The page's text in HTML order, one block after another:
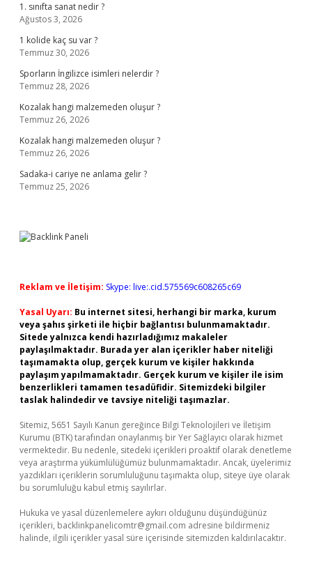
1. sınıfta sanat nedir ?
Ağustos 3, 2026
1 kolide kaç su var ?
Temmuz 30, 2026
Sporların İngilizce isimleri nelerdir ?
Temmuz 28, 2026
Kozalak hangi malzemeden oluşur ?
Temmuz 26, 2026
Kozalak hangi malzemeden oluşur ?
Temmuz 26, 2026
Sadaka-i cariye ne anlama gelir ?
Temmuz 25, 2026
Reklam ve İletişim: Skype: live:.cid.575569c608265c69
Yasal Uyarı: Bu internet sitesi, herhangi bir marka, kurum
veya şahıs şirketi ile hiçbir bağlantısı bulunmamaktadır.
Sitede yalnızca kendi hazırladığımız makaleler
paylaşılmaktadır. Burada yer alan içerikler haber niteliği
taşımamakta olup, gerçek kurum ve kişiler hakkında
paylaşım yapılmamaktadır. Gerçek kurum ve kişiler ile isim
benzerlikleri tamamen tesadüfidir. Sitemizdeki bilgiler
taslak halindedir ve tavsiye niteliği taşımazlar.
Sitemiz, 5651 Sayılı Kanun gereğince Bilgi Teknolojileri ve İletişim
Kurumu (BTK) tarafından onaylanmış bir Yer Sağlayıcı olarak hizmet
vermektedir. Bu nedenle, sitedeki içerikleri proaktif olarak denetleme
veya araştırma yükümlülüğümüz bulunmamaktadır. Ancak, üyelerimiz
yazdıkları içeriklerin sorumluluğunu taşımakta olup, siteye üye olarak
bu sorumluluğu kabul etmiş sayılırlar.
Hukuka ve yasal düzenlemelere aykırı olduğunu düşündüğünüz
içerikleri, backlinkpanelicomtr@gmail.com adresine bildirmeniz
halinde, ilgili içerikler yasal süre içerisinde sitemizden kaldırılacaktır.